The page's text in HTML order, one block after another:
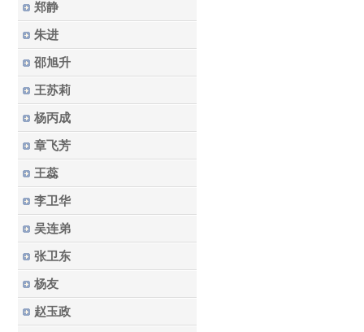
郑静
朱进
邵旭升
王苏莉
杨丙成
章飞芳
王蕊
李卫华
吴连弟
张卫东
杨友
赵玉政